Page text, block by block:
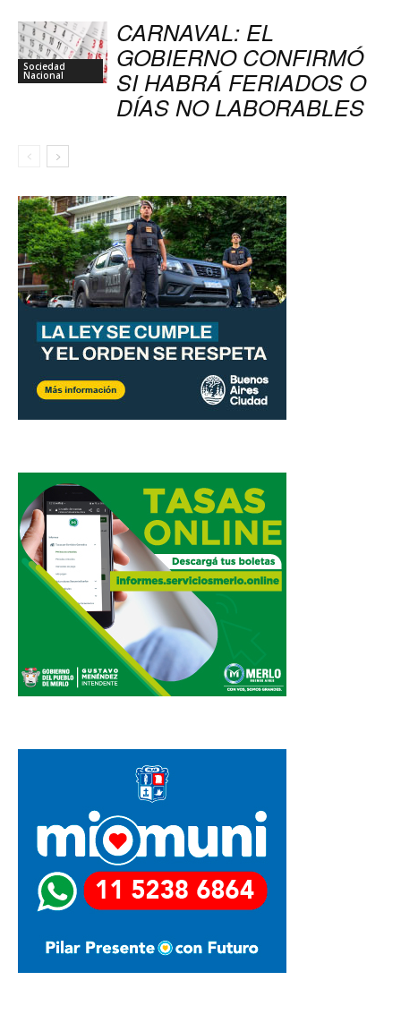
Sociedad
Nacional
CARNAVAL: EL
GOBIERNO CONFIRMÓ
SI HABRÁ FERIADOS O
DÍAS NO LABORABLES